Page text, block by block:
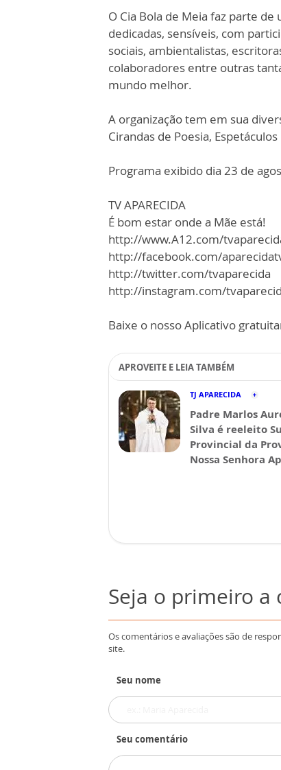
O Cia Bola de Meia faz parte
dedicadas, sensíveis, com
sociais, ambientalistas,
colaboradores entre outras
mundo melhor.
A organização tem em sua
Cirandas de Poesia,
Programa exibido dia 23 de
TV APARECIDA
É bom estar onde a Mãe está!
http://www.A12.com/
http://facebook.com/
http://twitter.com/tvaparecida
http://instagram.com/
Baixe o nosso Aplicativo
APROVEITE E LEIA TAMBÉM
TJ APARECIDA
Padre Marlos
Silva é reeleito
Provincial da
Nossa Senhora
Seja o primeiro a
Os comentários e avaliações são de
site.
Seu nome
Seu comentário